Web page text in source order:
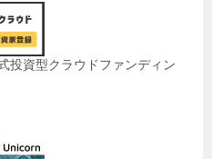
投資型クラウドファンディン